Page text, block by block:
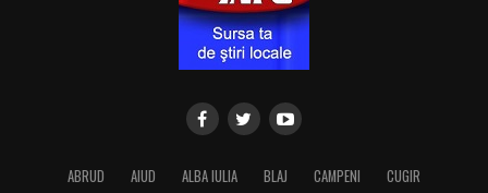
ABRUD AIUD ALBA IULIA BLAJ CAMPENI
CUGIR